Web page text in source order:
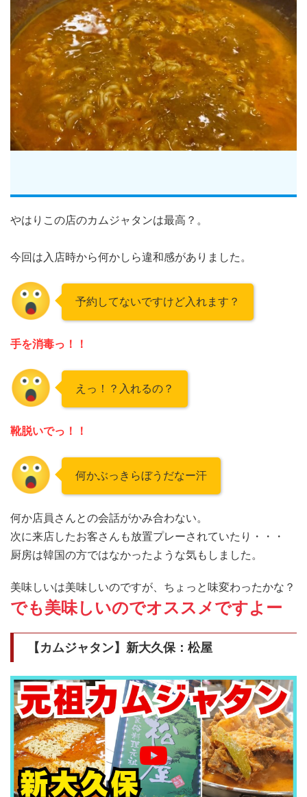
やはりこの店のカムジャタンは最高？。
今回は入店時から何かしら違和感がありました。
予約してないですけど入れます？
手を消毒っ！！
えっ！？入れるの？
靴脱いでっ！！
何かぶっきらぼうだなー汗
何か店員さんとの会話がかみ合わない。
次に来店したお客さんも放置プレーされていたり・・・
厨房は韓国の方ではなかったような気もしました。
美味しいは美味しいのですが、ちょっと味変わったかな？
でも美味しいのでオススメですよー
【カムジャタン】新大久保：松屋